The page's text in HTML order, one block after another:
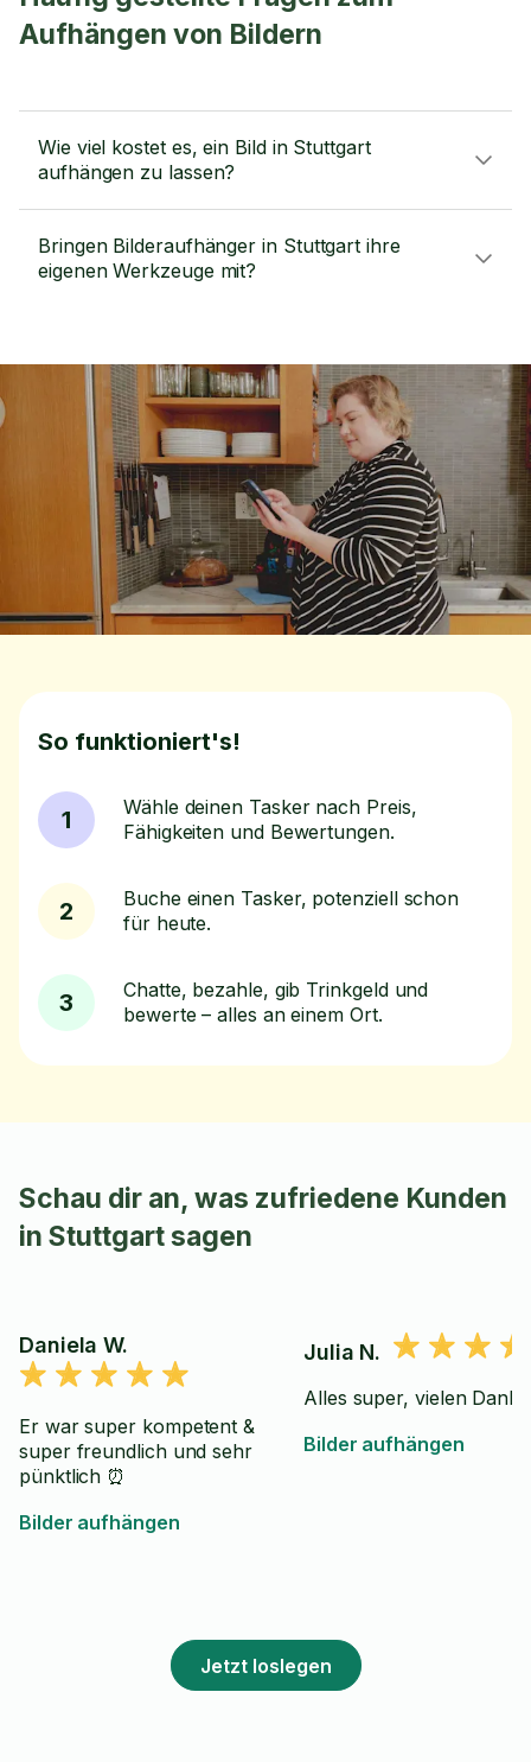
Aufhängen von Bildern
Wie viel kostet es, ein Bild in Stuttgart
aufhängen zu lassen?
Bringen Bilderaufhänger in Stuttgart ihre
eigenen Werkzeuge mit?
So funktioniert's!
1
Wähle deinen Tasker nach Preis,
Fähigkeiten und Bewertungen.
2
Buche einen Tasker, potenziell schon
für heute.
3
Chatte, bezahle, gib Trinkgeld und
bewerte – alles an einem Ort.
Schau dir an, was zufriedene Kunden
in Stuttgart sagen
Daniela W.
Er war super kompetent &
super freundlich und sehr
pünktlich ⏰
Bilder aufhängen
Julia N.
Alles super, vielen Dank!
Bilder aufhängen
Jetzt loslegen